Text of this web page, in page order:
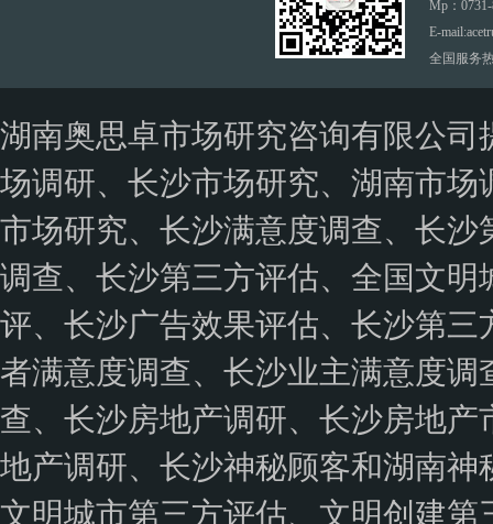
喜讯！我司服务过的连云港市、曲靖市等城市...
湖南18市县入选！中央文明办确定2021...
全国文明城市创建丨湖南4市县成功入选第六...
第三方患者满意调查哪家强？---奥思卓值...
中央文明办:已明确要求不将占道经营、马路...
长沙市咨询业协会、中国科技咨询协会会员单...
第五届中国第三方评估论坛暨首届地方督查评...
《2019年长沙市儿童预防接种部分监护人...
长沙县引入第三方评估机构助力优化营商环境
创建全国文明城市第三方测评|全国文明城市...
全国文明城市年度测评成绩公布，长沙位列第...
文明创建第三方测评机构检验创文更加客观、...
Mp：
E-
全国服务
湖南奥思卓市场研究咨询有限公
场调研、长沙市场研究、湖南市
市场研究、长沙满意度调查、长
调查、长沙第三方评估、全国文
评、长沙广告效果评估、长沙第
者满意度调查、长沙业主满意度
查、长沙房地产调研、长沙房地
地产调研、长沙神秘顾客和湖南
文明城市第三方评估、文明创建